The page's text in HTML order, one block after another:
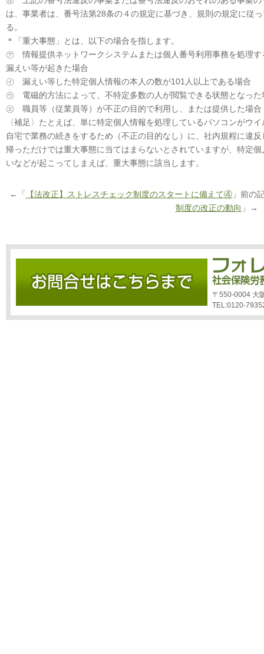
は、事業者は、番号法第28条の４の規定に基づき、規則の規定に従
る。
＊「重大事態」とは、以下の場合を指します。
㋐ 情報提供ネットワークシステムまたは個人番号利用事務を処理
漏えい等が起きた場合
㋑ 漏えい等した特定個人情報の本人の数が101人以上である場合
㋒ 電磁的方法によって、不特定多数の人が閲覧できる状態となった
㋓ 職員等（従業員等）が不正の目的で利用し、または提供した場合
〈補足〉たとえば、単に特定個人情報を処理しているパソコンがウ
自宅で業務の続きをするため（不正の目的なし）に、社内規程に違
帰っただけでは重大事態に当てはまらないとされていますが、特定
いなどが起こってしまえば、重大事態に該当します。
←「 【法改正】ストレスチェック制度のスタートに備えて④」前の
制度の改正の動向 」→
〒550-0004 大
TEL:0120-